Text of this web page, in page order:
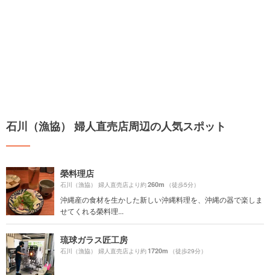
石川（漁協） 婦人直売店周辺の人気スポット
榮料理店
石川（漁協） 婦人直売店より約260m （徒歩5分）
沖縄産の食材を生かした新しい沖縄料理を、沖縄の器で楽しま
せてくれる榮料理...
琉球ガラス匠工房
石川（漁協） 婦人直売店より約1720m （徒歩29分）